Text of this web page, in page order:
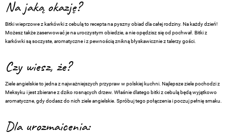
Na jaką okazję?
Bitki wieprzowe z karkówki z cebulą to recepta na pyszny obiad dla całej rodziny. Na każdy dzień!
Możesz także zaserwować je na uroczystym obiedzie, a nie opędzisz się od pochwał. Bitki z
karkówki są soczyste, aromatyczne i z pewnością znikną błyskawicznie z talerzy gości.
Czy wiesz, że?
Ziele angielskie to jedna z najważniejszych przypraw w polskiej kuchni. Najlepsze ziele pochodzi z
Meksyku i jest zbierane z dziko rosnących drzew. Właśnie dlatego bitki z cebulą będą wyjątkowo
aromatyczne, gdy dodasz do nich ziele angielskie. Spróbuj tego połączenia i poczuj pełnię smaku.
Dla urozmaicenia: